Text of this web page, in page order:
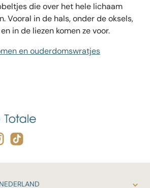
die over het hele lichaam
Vooral in de hals, onder de oksels,
in de liezen komen ze voor.
en ouderdomswratjes